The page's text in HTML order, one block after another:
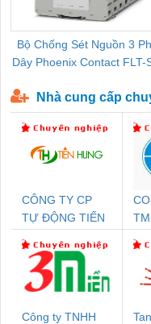
Bộ Chống Sét Nguồn 3
Dây Phoenix Contact FLT-
Nhà cung cấp
CÔNG TY CP
TỰ ĐỘNG TIẾN
Công ty TNHH